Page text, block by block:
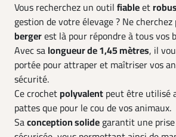
Vous recherchez un outil fiableet
gestion de votre élevage ? Ne cherchez
bergerest là pour répondre à tous vos
Avec sa longueur de 1,45 mètres, il
portée pour attraper et maîtriser vos
sécurité.
Ce crochetpolyvalent peut être utilisé
pattes que pour le cou de vos animaux.
Saconception solidegarantit une